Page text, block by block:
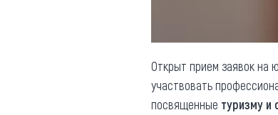
Открыт прием заявок на
участвовать
посвященные туризму и